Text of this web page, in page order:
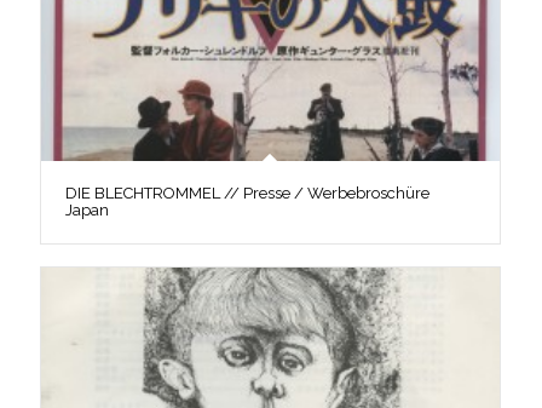
DIE BLECHTROMMEL // Presse / Werbebroschüre
Japan